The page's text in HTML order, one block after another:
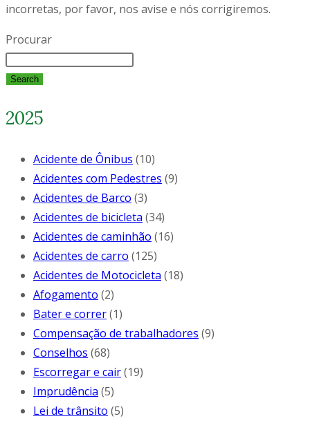
incorretas, por favor, nos avise e nós corrigiremos.
Procurar
Search
2025
Acidente de Ônibus (10)
Acidentes com Pedestres (9)
Acidentes de Barco (3)
Acidentes de bicicleta (34)
Acidentes de caminhão (16)
Acidentes de carro (125)
Acidentes de Motocicleta (18)
Afogamento (2)
Bater e correr(1)
Compensação de trabalhadores (9)
Conselhos (68)
Escorregar e cair(19)
Imprudência (5)
Lei de trânsito (5)